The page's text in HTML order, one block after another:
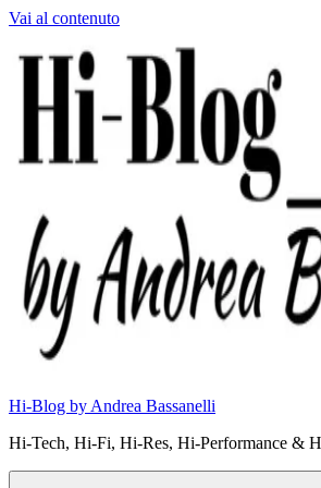
Vai al contenuto
Hi-Blog by Andrea Bassanelli
Hi-Tech, Hi-Fi, Hi-Res, Hi-Performance &